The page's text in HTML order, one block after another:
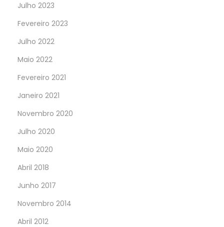
Julho 2023
Fevereiro 2023
Julho 2022
Maio 2022
Fevereiro 2021
Janeiro 2021
Novembro 2020
Julho 2020
Maio 2020
Abril 2018
Junho 2017
Novembro 2014
Abril 2012